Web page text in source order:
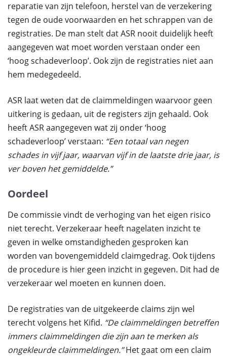
reparatie van zijn telefoon, herstel van de verzekering
tegen de oude voorwaarden en het schrappen van de
registraties. De man stelt dat ASR nooit duidelijk heeft
aangegeven wat moet worden verstaan onder een
‘hoog schadeverloop’. Ook zijn de registraties niet aan
hem medegedeeld.
ASR laat weten dat de claimmeldingen waarvoor geen
uitkering is gedaan, uit de registers zijn gehaald. Ook
heeft ASR aangegeven wat zij onder ‘hoog
schadeverloop’ verstaan: “Een totaal van negen
schades in vijf jaar, waarvan vijf in de laatste drie jaar, is
ver boven het gemiddelde.”
Oordeel
De commissie vindt de verhoging van het eigen risico
niet terecht. Verzekeraar heeft nagelaten inzicht te
geven in welke omstandigheden gesproken kan
worden van bovengemiddeld claimgedrag. Ook tijdens
de procedure is hier geen inzicht in gegeven. Dit had de
verzekeraar wel moeten en kunnen doen.
De registraties van de uitgekeerde claims zijn wel
terecht volgens het Kifid. “De claimmeldingen betreffen
immers claimmeldingen die zijn aan te merken als
ongekleurde claimmeldingen.”Het gaat om een claim